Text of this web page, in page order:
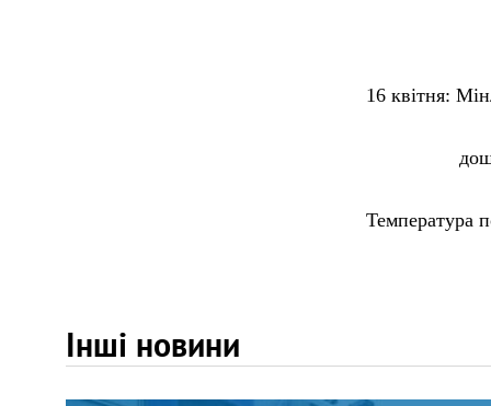
16 квітня:
дощ.
Температура
Інші новини